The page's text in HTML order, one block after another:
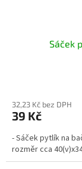
Sáček
32,23 Kč bez DPH
39 Kč
- Sáček pytlík na
rozměr cca